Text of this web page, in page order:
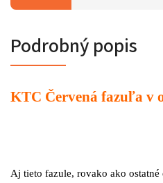
Podrobný popis
KTC Červená fazuľa v
Aj tieto fazule, rovako ako